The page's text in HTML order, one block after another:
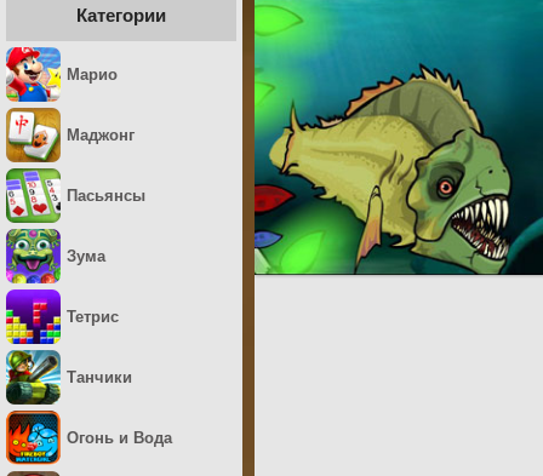
Категории
Марио
Маджонг
Пасьянсы
Зума
Тетрис
Танчики
Огонь и Вода